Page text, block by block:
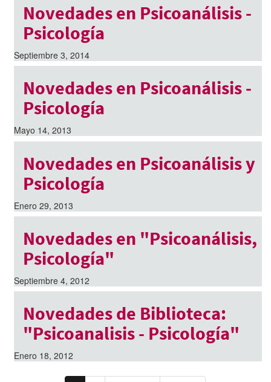
Novedades en Psicoanálisis -
Psicología
Septiembre 3, 2014
Novedades en Psicoanálisis -
Psicología
Mayo 14, 2013
Novedades en Psicoanálisis y
Psicología
Enero 29, 2013
Novedades en "Psicoanálisis,
Psicología"
Septiembre 4, 2012
Novedades de Biblioteca:
"Psicoanalisis - Psicología"
Enero 18, 2012